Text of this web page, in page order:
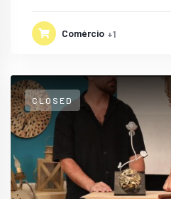
Comércio +1
CLOSED